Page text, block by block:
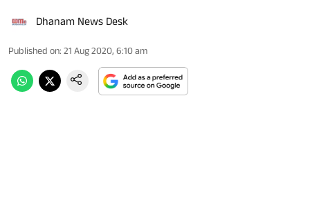
Dhanam News Desk
Published on: 21 Aug 2020, 6:10 am